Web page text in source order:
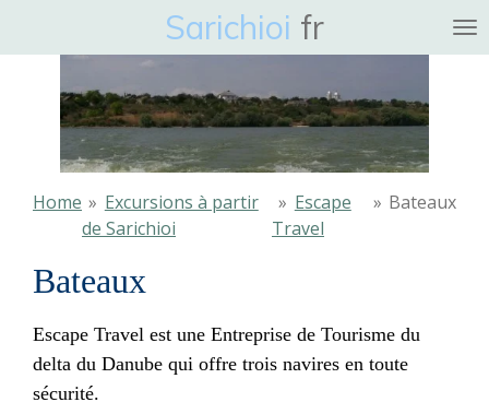
hoofdinhoud
Sarichioi fr
Home » Excursions à partir
de Sarichioi
» Escape
Travel
» Bateaux
Bateaux
Escape Travel est une Entreprise de Tourisme du
delta du Danube qui offre trois navires en toute
sécurité.